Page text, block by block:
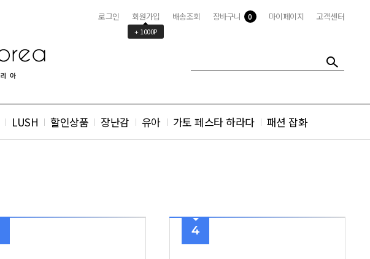
로그인 회원가입
+ 1000P
배송조회 장바구니 0 마이페이지 고객센터
LUSH 할인상품 장난감 유아 가토 페스타 하라다 패션 잡화
4